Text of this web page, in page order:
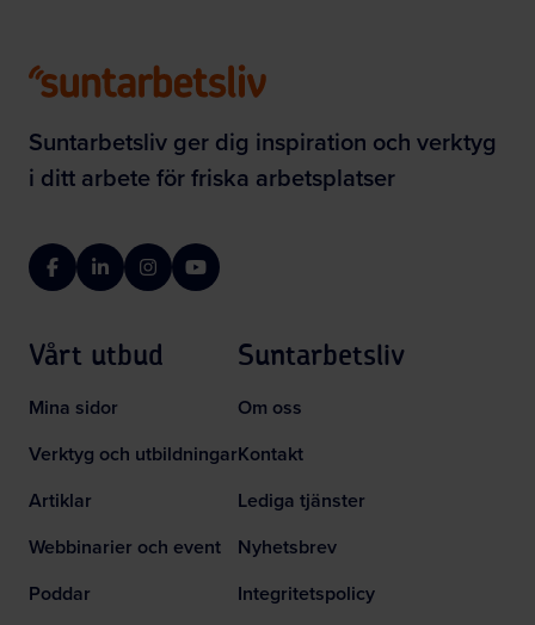
Suntarbetsliv ger dig inspiration och verktyg
i ditt arbete för friska arbetsplatser
FacebookLinkedInInstagramYouTube
Vårt utbud
Mina sidor
Verktyg och utbildningar
Artiklar
Webbinarier och event
Poddar
Suntarbetsliv
Om oss
Kontakt
Lediga tjänster
Nyhetsbrev
Integritetspolicy